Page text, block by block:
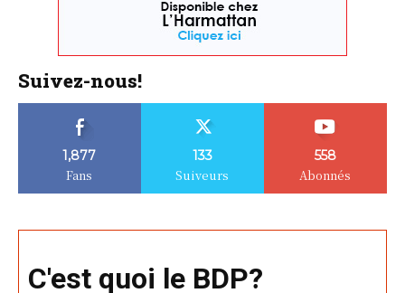
Suivez-nous!
1,877
Fans
133
Suiveurs
558
Abonnés
C'est quoi le BDP?